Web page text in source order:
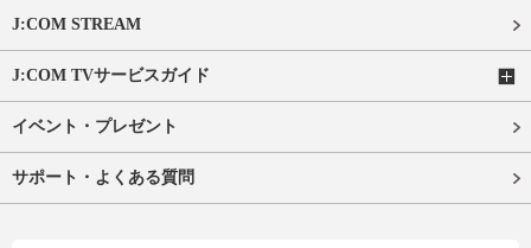
J:COM STREAM
J:COM TVサービスガイド
イベント・プレゼント
サポート・よくある質問